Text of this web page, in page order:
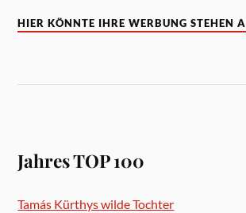
HIER KÖNNTE IHRE WERBUNG STEHEN A
Jahres TOP 100
Tamás Kürthys wilde Tochter